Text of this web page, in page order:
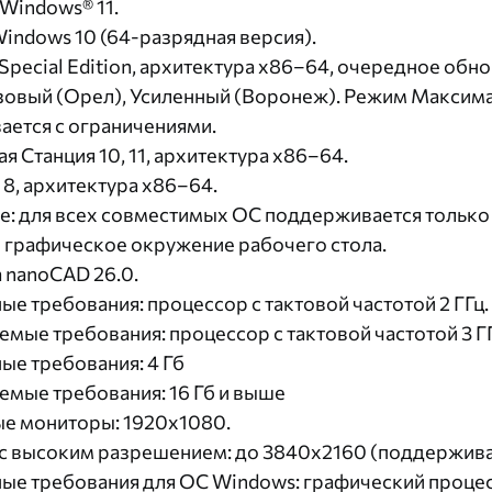
11.
10 (64-разрядная версия).
Edition, архитектура x86–64, очередное
(Орел), Усиленный (Воронеж). Режим
с ограничениями.
Станция 10, 11, архитектура x86–64.
архитектура x86–64.
для всех совместимых ОС поддерживается
окружение рабочего стола.
26.0.
требования: процессор с тактовой частотой 2 ГГц.
требования: процессор с тактовой частотой 3
требования: 4 Гб
требования: 16 Гб и выше
мониторы: 1920x1080.
высоким разрешением: до 3840x2160
требования для ОС Windows: графический